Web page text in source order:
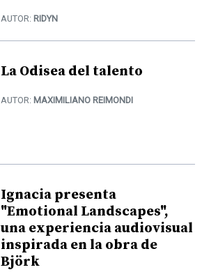
AUTOR: RIDYN
La Odisea del talento
AUTOR: MAXIMILIANO REIMONDI
Ignacia presenta
"Emotional Landscapes",
una experiencia audiovisual
inspirada en la obra de
Björk